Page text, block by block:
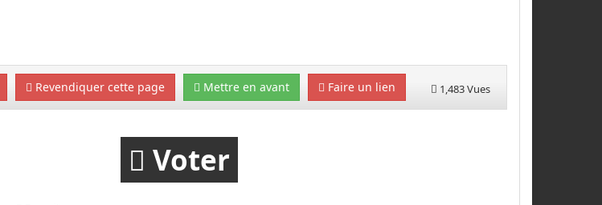
Revendiquer cette page Mettre en avant Faire un lien 1,483 Vues
Voter